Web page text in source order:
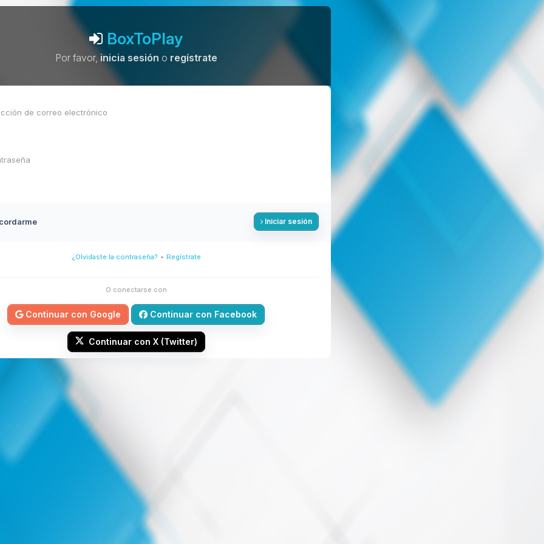
BoxToPlay
Por favor,inicia sesión o regístrate
Iniciar sesión
¿Olvidaste la contraseña? - Regístrate
O conectarse con
Continuar con Google Continuar con Facebook
Continuar con X (Twitter)